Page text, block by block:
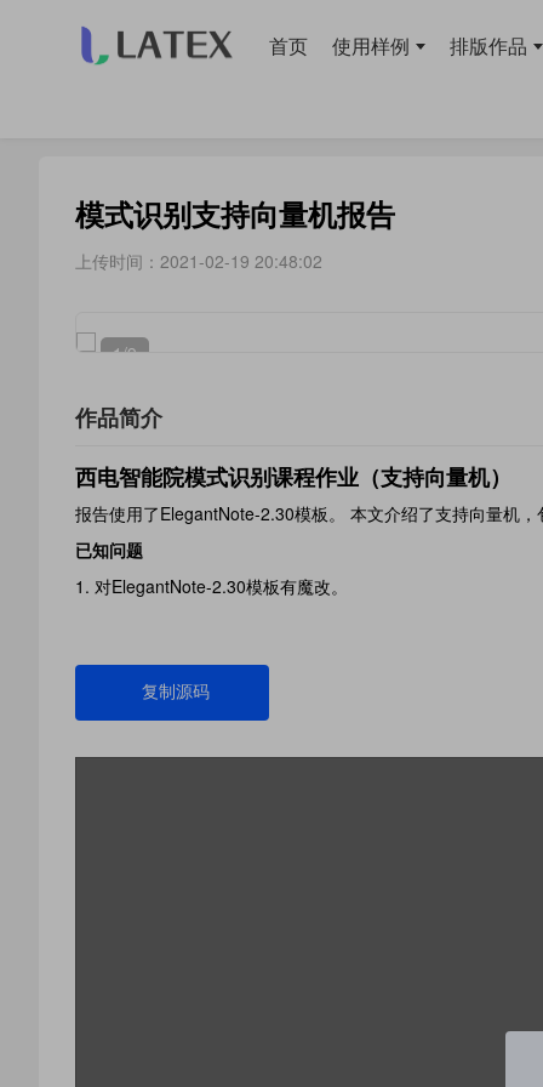
首页 使用样例 排版作品
模式识别支持向量机报告
上传时间：2021-02-19 20:48:02
1/9
作品简介
西电智能院模式识别课程作业（支持向量机）
报告使用了ElegantNote-2.30模板。 本文介绍了支持向量机
已知问题
对ElegantNote-2.30模板有魔改。
复制源码